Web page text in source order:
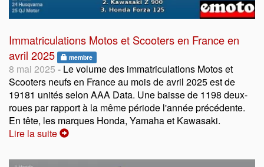
Immatriculations Motos et Scooters en France en
avril 2025
membre
8 mai 2025 - Le volume des immatriculations Motos et
Scooters neufs en France au mois de avril 2025 est de
19181 unités selon AAA Data. Une baisse de 1198 deux-
roues par rapport à la même période l'année précédente.
En tête, les marques Honda, Yamaha et Kawasaki.
Lire la suite